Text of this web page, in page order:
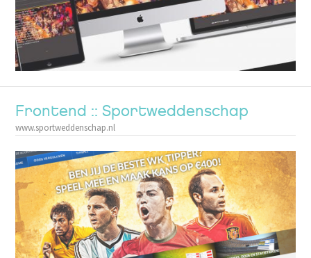
Frontend :: Sportweddenschap
www.sportweddenschap.nl